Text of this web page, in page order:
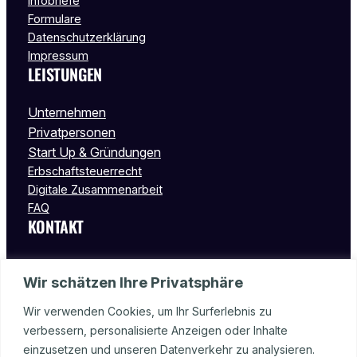
Wir schätzen Ihre Privatsphäre
Wir verwenden Cookies, um Ihr Surferlebnis zu
verbessern, personalisierte Anzeigen oder Inhalte
einzusetzen und unseren Datenverkehr zu analysieren.
Formulare
Datenschutzerklärung
Impressum
LEISTUNGEN
Unternehmen
Privatpersonen
Start Up & Gründungen
Erbschaftsteuerrecht
Digitale Zusammenarbeit
FAQ
KONTAKT
55232 Alzey
Deutschland
Tel.: 06731 – 99 98 08